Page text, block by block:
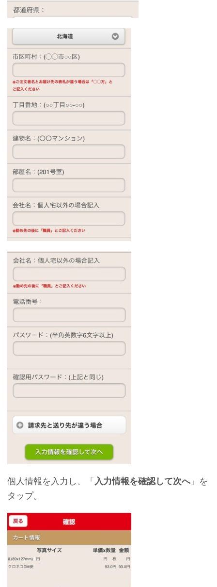
個人情報を入力し、「入力情報を確認して次へ」を
タップ。